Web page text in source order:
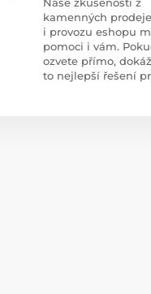
Naše zkušenosti z
kamenných
i provozu eshopu
pomoci i vám.
ozvete přímo,
to nejlepší řešení